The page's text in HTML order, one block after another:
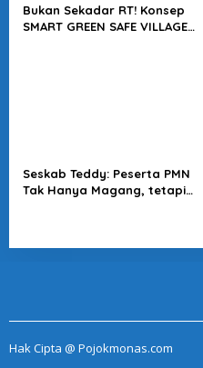
Bukan Sekadar RT! Konsep
SMART GREEN SAFE VILLAGE
Seskab Teddy: Peserta PMN
Tak Hanya Magang, tetapi
Hak Cipta @ Pojokmonas.com